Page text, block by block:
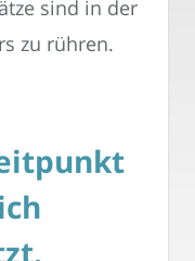
sind in der
zu rühren.